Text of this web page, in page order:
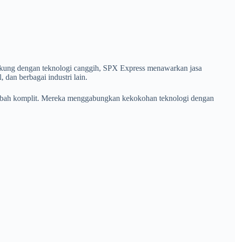
dengan teknologi canggih, SPX Express menawarkan jasa
dan berbagai industri lain.
komplit. Mereka menggabungkan kekokohan teknologi dengan